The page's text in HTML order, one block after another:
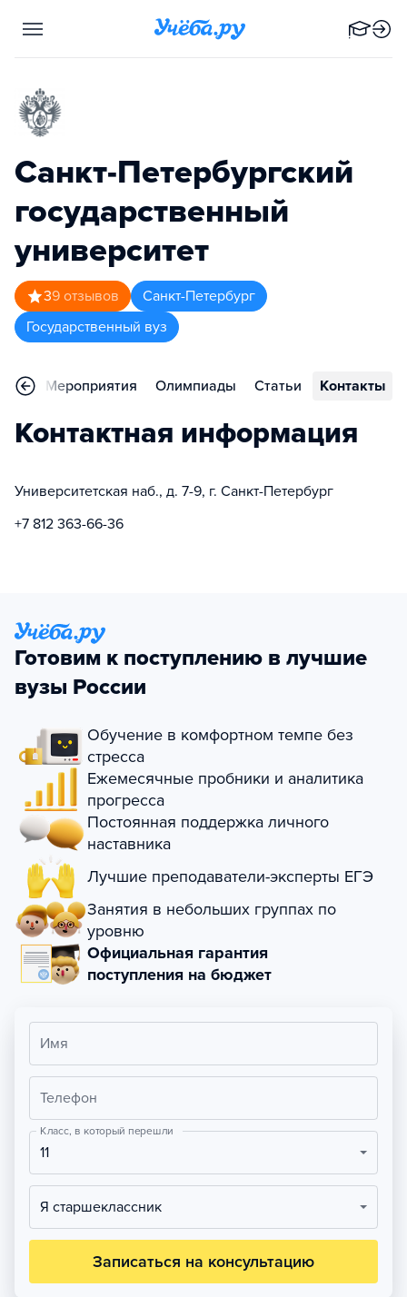
Санкт-Петербургский
государственный
университет
39 отзывов
Санкт-Петербург
Государственный вуз
Мероприятия Олимпиады Статьи Контакты
Контактная информация
Университетская наб., д. 7-9, г. Санкт-Петербург
+7 812 363-66-36
Готовим к поступлению в лучшие
вузы России
Обучение в комфортном темпе без
стресса
Ежемесячные пробники и аналитика
прогресса
Постоянная поддержка личного
наставника
Лучшие преподаватели-эксперты ЕГЭ
Занятия в небольших группах по
уровню
Официальная гарантия
поступления на бюджет
Имя
Телефон
Класс, в который перешли
11
Я старшеклассник
Записаться на консультацию